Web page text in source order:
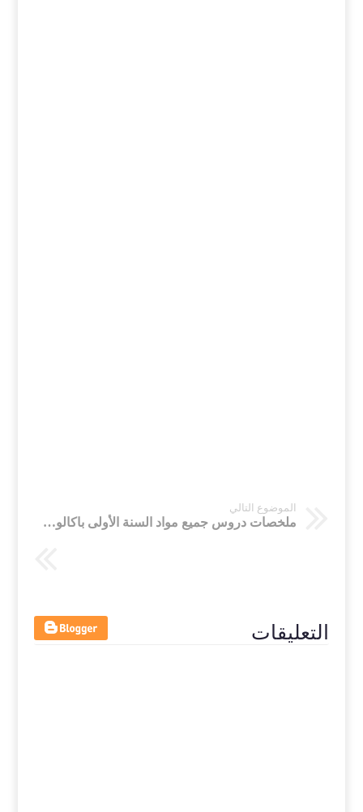
الموضوع التالي
ملخصات دروس جميع مواد السنة الأولى باكالوريا آداب و علوم انسانية
التعليقات